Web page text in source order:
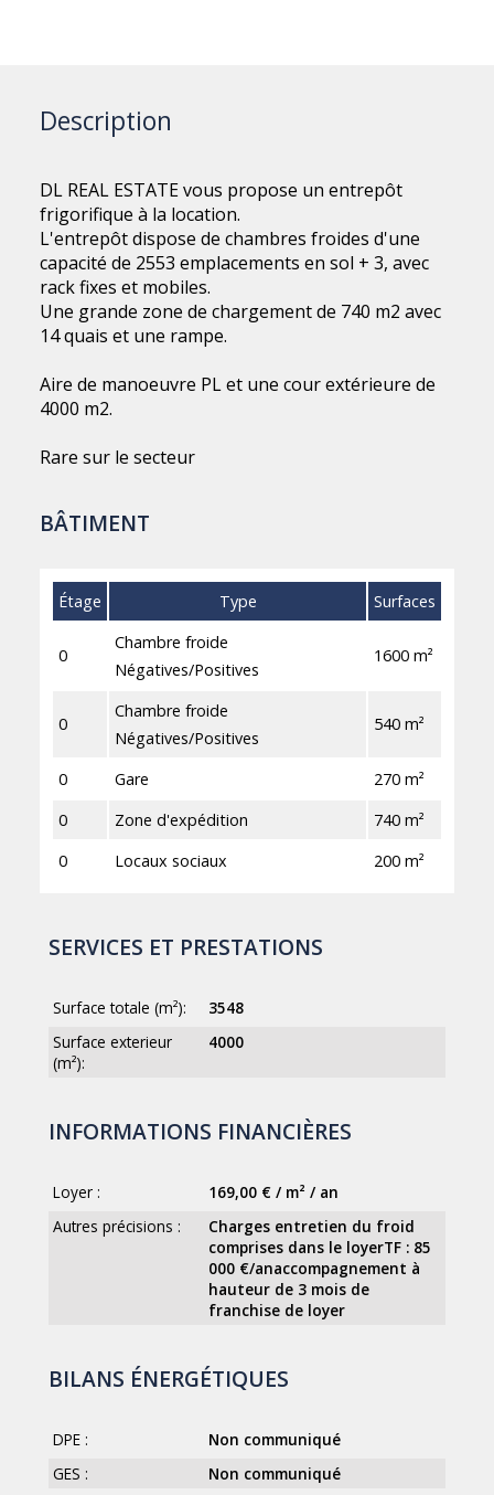
Description
DL REAL ESTATE vous propose un entrepôt
frigorifique à la location.
L'entrepôt dispose de chambres froides d'une
capacité de 2553 emplacements en sol + 3, avec
rack fixes et mobiles.
Une grande zone de chargement de 740 m2 avec
14 quais et une rampe.
Aire de manoeuvre PL et une cour extérieure de
4000 m2.
Rare sur le secteur
BÂTIMENT
Étage Type Surfaces
0
Chambre froide
Négatives/Positives
1600 m²
0
Chambre froide
Négatives/Positives
540 m²
0 Gare
270 m²
0
Zone d'expédition
740 m²
0
Locaux sociaux 200 m²
SERVICES ET PRESTATIONS
Surface totale (m²):
3548
Surface exterieur
(m²):
4000
INFORMATIONS FINANCIÈRES
Loyer :
169,00 € / m² / an
Autres précisions :
Charges entretien du froid
comprises dans le loyerTF : 85
000 €/anaccompagnement à
hauteur de 3 mois de
franchise de loyer
BILANS ÉNERGÉTIQUES
DPE :
Non communiqué
GES :
Non communiqué